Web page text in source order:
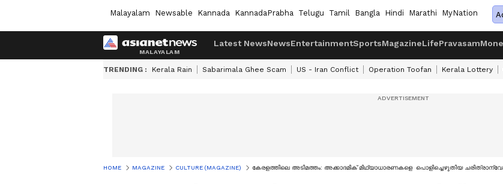
Malayalam Newsable Kannada KannadaPrabha Telugu Tamil Bangla Hindi Marathi MyNation
Latest NewsNewsEntertainmentSportsMagazineLifePravasam
TRENDING : Kerala Rain Sabarimala Ghee Scam US - Iran Conflict Operation Toofan Kerala Lottery
HOME MAGAZINE CULTURE (MAGAZINE) കേരളത്തിലെ അടിമത്തം: അക്കാദമിക് മിഥ്യാധാരണകളെ പൊളിച്ചെഴുതിയ